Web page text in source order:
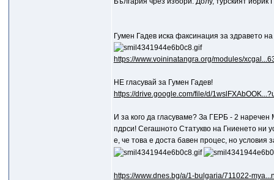
Гумен Гадев иска факсинация за здравето
https://www.voininatangra.org/modules/
НЕ гласувай за Гумен Гадев!
https://drive.google.com/file/d/
И за кого да гласуваме? За ГЕРБ - 2
пдрси! Сегашното Статукво на Гниенето ни
е, че това е доста бавен процес, но условия
https://www.dnes.bg/a/1-bulgaria/711022-